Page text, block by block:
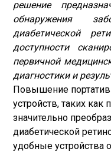
решение
обнаружения
диабетической
доступности
первичной
диагностики и
Повышение
устройств, таких как
значительно
диабетической
удобные